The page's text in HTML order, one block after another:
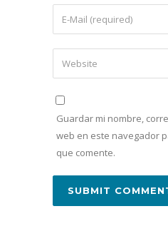
Guardar mi nombre,
web en este navegador
que comente.